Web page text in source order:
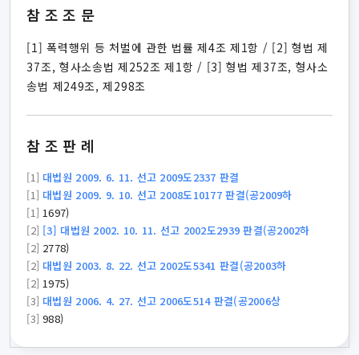
참조조문
[1] 폭력행위 등 처벌에 관한 법률 제4조 제1항 / [2] 형법 제
37조, 형사소송법 제252조 제1항 / [3] 형법 제37조, 형사소
송법 제249조, 제298조
참조판례
[1] 대법원 2009. 6. 11. 선고 2009도2337 판결
[1] 대법원 2009. 9. 10. 선고 2008도10177 판결(공2009하
[1] 1697)
[2] [3] 대법원 2002. 10. 11. 선고 2002도2939 판결(공2002하
[2] 2778)
[2] 대법원 2003. 8. 22. 선고 2002도5341 판결(공2003하
[2] 1975)
[3] 대법원 2006. 4. 27. 선고 2006도514 판결(공2006상
[3] 988)